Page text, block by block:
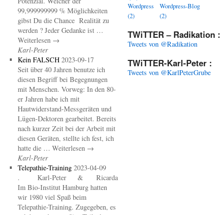
99,999999999 % Möglichkeiten
gibst Du die Chance Realität zu
werden ? Jeder Gedanke ist …
Weiterlesen →
Karl-Peter
Kein FALSCH 2023-09-17
Seit über 40 Jahren benutze ich
diesen Begriff bei Begegnungen
mit Menschen. Vorweg: In den 80-
er Jahren habe ich mit
Hautwiderstand-Messgeräten und
Lügen-Dektoren gearbeitet. Bereits
nach kurzer Zeit bei der Arbeit mit
diesen Geräten, stellte ich fest, ich
hatte die … Weiterlesen →
Karl-Peter
Telepathie-Training 2023-04-09
. Karl-Peter & Ricarda
Im Bio-Institut Hamburg hatten
wir 1980 viel Spaß beim
Telepathie-Training. Zugegeben, es
Wordpress
(2)
Wordpress-Blog
(2)
TWiTTER – Radikation :
Tweets von @Radikation
TWiTTER-Karl-Peter :
Tweets von @KarlPeterGrube